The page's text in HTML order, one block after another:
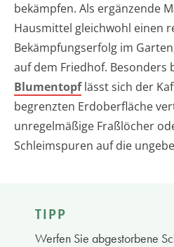
bekämpfen. Als ergänzende
Hausmittel gleichwohl einen
Bekämpfungserfolg im
auf dem Friedhof. Besonders
Blumentopflässt sich der
begrenzten Erdoberfläche
unregelmäßige Fraßlöcher
Schleimspuren auf die
TIPP
Werfen Sie abgestorbene